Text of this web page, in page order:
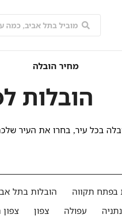
מחיר הובלה
הובלות
בכל עיר, בחרו את העיר
בפתח תקווה הובלות בתל
נתניה עפולה צפון